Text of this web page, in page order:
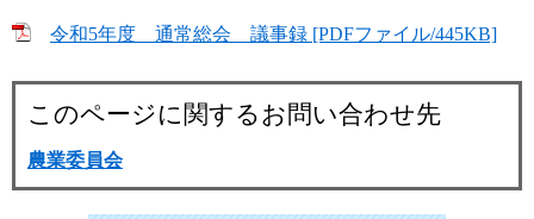
令和5年度 通常総会 議事録 [PDFファイル/445KB]
このページに関するお問い合わせ先
農業委員会